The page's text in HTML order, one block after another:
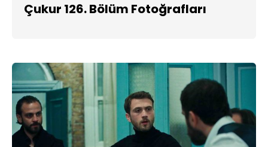
Çukur 126. Bölüm Fotoğrafları